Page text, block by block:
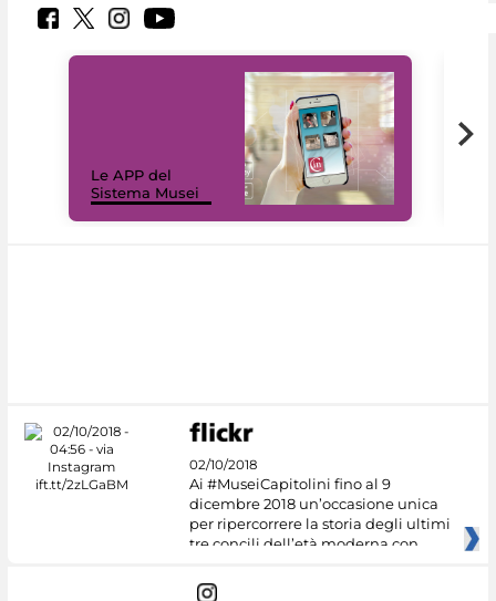
Le APP del
Sistema Musei
02/10/2018
Ai #MuseiCapitolini fino al 9
dicembre 2018 un’occasione unica
per ripercorrere la storia degli ultimi
tre concili dell’età moderna con